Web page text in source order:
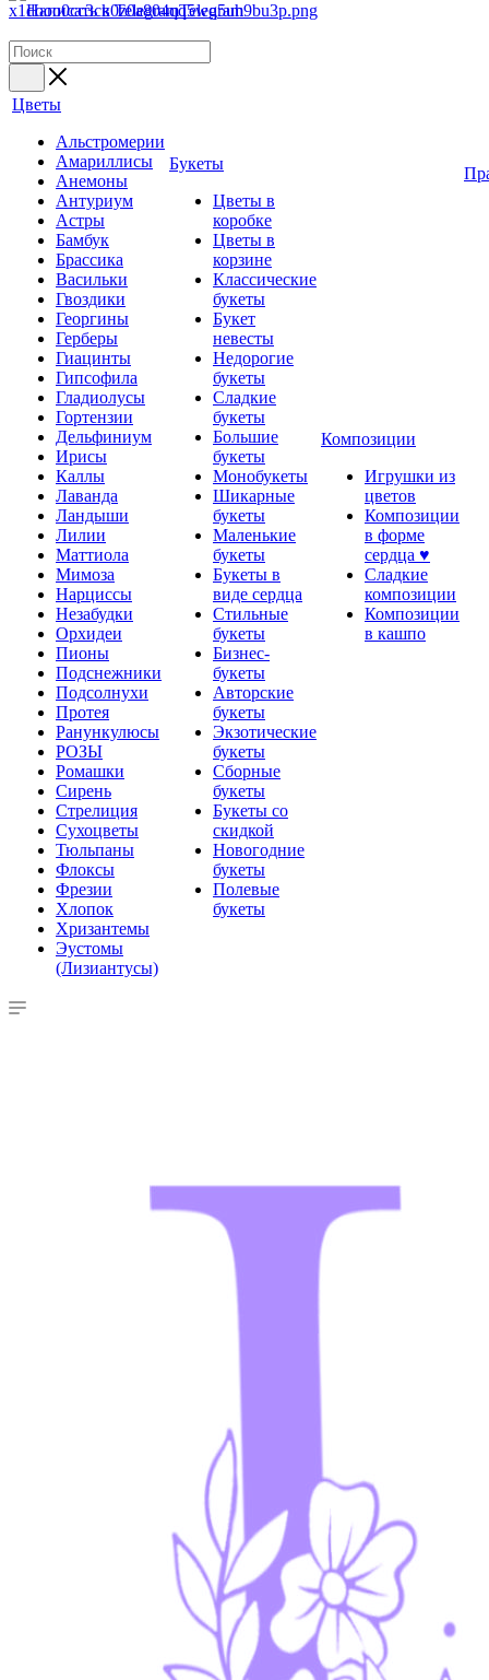
Написать в TelegramTelegram
Цветы
Альстромерии
Амариллисы
Анемоны
Антуриум
Астры
Бамбук
Брассика
Васильки
Гвоздики
Георгины
Герберы
Гиацинты
Гипсофила
Гладиолусы
Гортензии
Дельфиниум
Ирисы
Каллы
Лаванда
Ландыши
Лилии
Маттиола
Мимоза
Нарциссы
Незабудки
Орхидеи
Пионы
Подснежники
Подсолнухи
Протея
Ранункулюсы
РОЗЫ
Ромашки
Сирень
Стрелиция
Сухоцветы
Тюльпаны
Флоксы
Фрезии
Хлопок
Хризантемы
Эустомы
(Лизиантусы)
Букеты
Цветы в
коробке
Цветы в
корзине
Классические
букеты
Букет
невесты
Недорогие
букеты
Сладкие
букеты
Большие
букеты
Монобукеты
Шикарные
букеты
Маленькие
букеты
Букеты в
виде сердца
Стильные
букеты
Бизнес-
букеты
Авторские
букеты
Экзотические
букеты
Сборные
букеты
Букеты со
скидкой
Новогодние
букеты
Полевые
букеты
Композиции
Игрушки из
цветов
Композиции
в форме
сердца ♥
Сладкие
композиции
Композиции
в кашпо